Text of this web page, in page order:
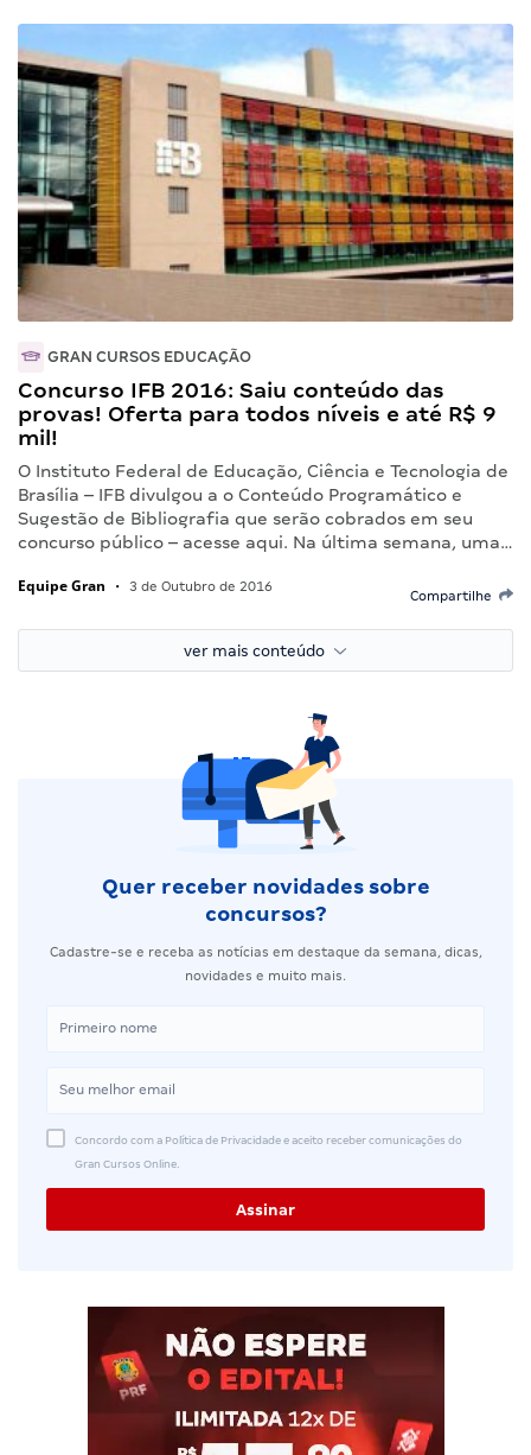
GRAN CURSOS EDUCAÇÃO
Concurso IFB 2016: Saiu conteúdo das
provas! Oferta para todos níveis e até R$ 9
mil!
O Instituto Federal de Educação, Ciência e Tecnologia de
Brasília – IFB divulgou a o Conteúdo Programático e
Sugestão de Bibliografia que serão cobrados em seu
concurso público – acesse aqui. Na última semana, uma…
Equipe Gran • 3 de Outubro de 2016
Compartilhe
ver mais conteúdo
Quer receber novidades sobre
concursos?
Cadastre-se e receba as notícias em destaque da semana, dicas,
novidades e muito mais.
Concordo com a Política de Privacidade e aceito receber comunicações do
Gran Cursos Online.